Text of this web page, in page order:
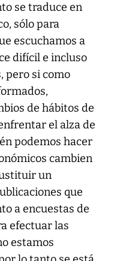
se traduce en
sólo para
escuchamos a
difícil e incluso
pero si como
de hábitos de
el alza de
podemos hacer
cambien
un
que
a encuestas de
efectuar las
estamos